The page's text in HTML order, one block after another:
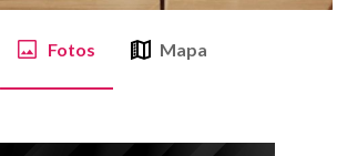
Fotos Mapa